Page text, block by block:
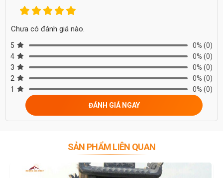
Chưa có đánh giá nào.
5 0% (0)
4
0% (0)
3
0% (0)
2
0% (0)
1
0% (0)
ĐÁNH GIÁ NGAY
SẢN PHẨM LIÊN QUAN